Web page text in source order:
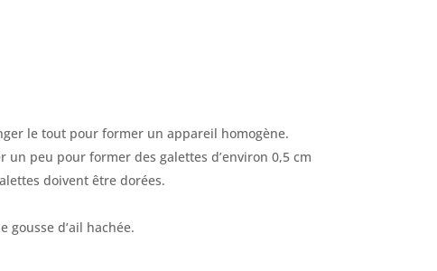
le tout pour former un appareil homogène.
peu pour former des galettes d’environ 0,5 cm
doivent être dorées.
gousse d’ail hachée.